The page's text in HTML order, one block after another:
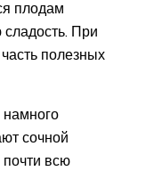
плодам
сладость. При
полезных
намного
сочной
всю